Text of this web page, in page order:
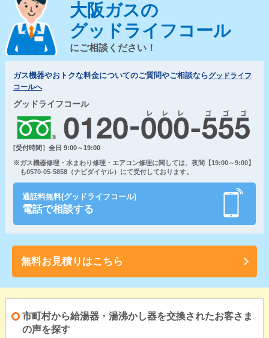
大阪ガスの
グッドライフコール
にご相談ください！
ガス機器やおトクな料金についてのご質問やご相談ならグッドライフ
コールへ
グッドライフコール
[受付時間］全日 9:00～19:00
※ガス機器修理・水まわり修理・エアコン修理に関しては、夜間【19:00～9:00】
も0570-05-5858（ナビダイヤル）にて受付しております。
通話料無料(グッドライフコール)
電話で相談する
無料お見積りはこちら
市町村から給湯器・湯沸かし器を交換されたお客さま
の声を探す